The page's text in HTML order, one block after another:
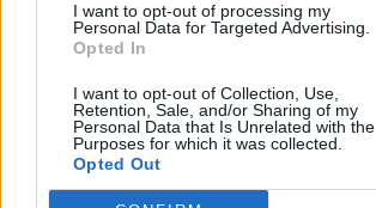
I want to opt-out of processing my
Personal Data for Targeted Advertising.
Opted In
I want to opt-out of Collection, Use,
Retention, Sale, and/or Sharing of my
Personal Data that Is Unrelated with the
Purposes for which it was collected.
Opted Out
Libero ShoppingContattiPubblicitàCookie policy
Condizioni generali